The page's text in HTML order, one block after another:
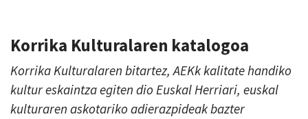
Korrika Kulturalaren katalogoa
Korrika Kulturalaren bitartez, AEKk kalitate handiko
kultur eskaintza egiten dio Euskal Herriari, euskal
kulturaren askotariko adierazpideak bazter